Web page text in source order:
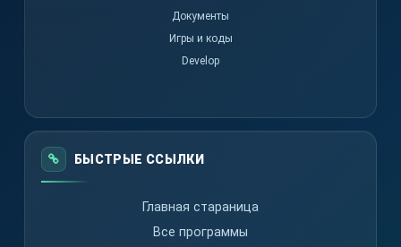
Документы
Игры и коды
Develop
БЫСТРЫЕ ССЫЛКИ
Главная стараница
Все программы